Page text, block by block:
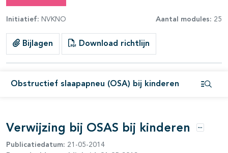
Initiatief: NVKNO Aantal modules: 25
Bijlagen Download richtlijn
Obstructief slaapapneu (OSA) bij kinderen
open- en dichtklappen
Verwijzing bij OSAS bij kinderen Opties
Publicatiedatum: 21-05-2014